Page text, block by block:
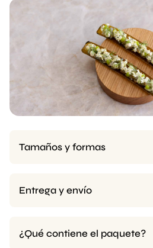
Tamaños y formas
Entrega y envío
¿Qué contiene el paquete?